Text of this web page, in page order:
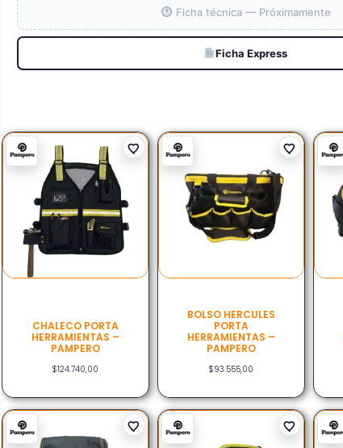
Ficha técnica — Próximamente
Ficha Express
CHALECO PORTA
HERRAMIENTAS –
PAMPERO
$124.740,00
BOLSO HERCULES
PORTA
HERRAMIENTAS –
PAMPERO
$93.555,00